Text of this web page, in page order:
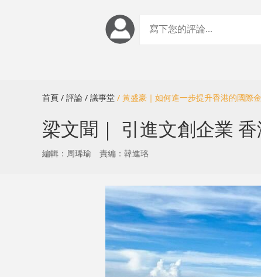
首頁 / 評論 / 議事堂 / 黃盛豪｜如何進一步提升香港的國際
梁文聞｜ 引進文創企業
編輯：周琋瑜 責編：韓進珞